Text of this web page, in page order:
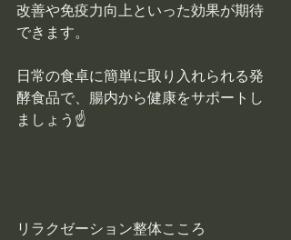
改善や免疫力向上といった効果が期待
できます。
日常の食卓に簡単に取り入れられる発
酵食品で、腸内から健康をサポートし
ましょう☝
リラクゼーション整体こころ